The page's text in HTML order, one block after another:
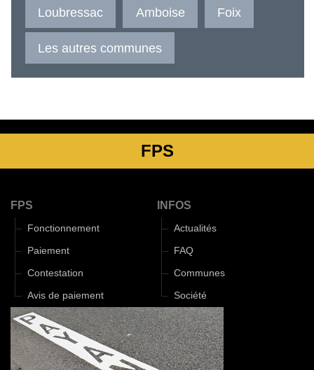
Loubressac Amboise Foix
Les autres communes
FPS
FPS
Fonctionnement
Paiement
Contestation
Avis de paiement
INFOS
Actualités
FAQ
Communes
Société